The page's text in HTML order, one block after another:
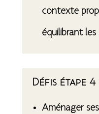
contexte
équilibrant
Défis étape 4
Aménager